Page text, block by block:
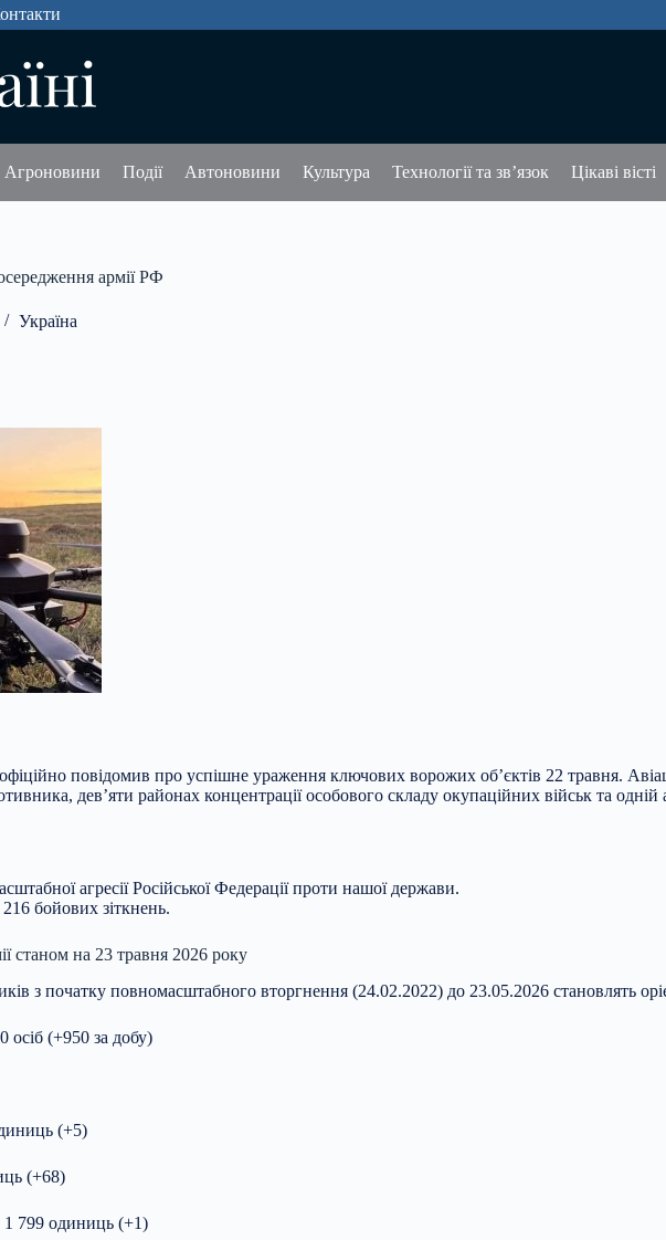
Агроновини Події Автоновини Культура Технології та зв’язок Цікаві вісті
армії РФ
Україна
повідомив про успішне ураження ключових ворожих об’єктів 22 травня.
дев’яти районах концентрації особового складу окупаційних військ та одній
агресії Російської Федерації проти нашої держави.
бойових зіткнень.
станом на 23 травня 2026 року
з початку повномасштабного вторгнення (24.02.2022) до 23.05.2026 становлять
(+950 за добу)
(+5)
(+68)
1 799 одиниць (+1)